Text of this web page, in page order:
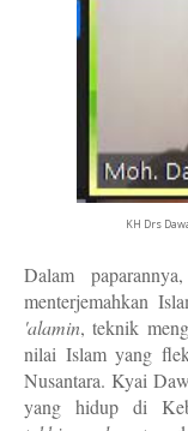
KH Drs
Dalam
menterjemahkan
'alamin,teknik
nilai Islam yang
Nusantara. Kyai
yang hidup di